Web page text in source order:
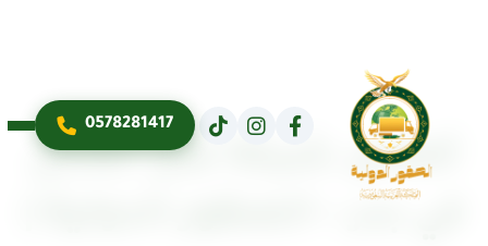
0578281417
أفضل شركة نقل عفش